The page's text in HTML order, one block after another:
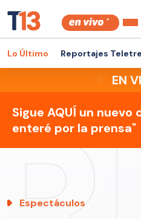
Lo Último Reportajes
EN
Sigue AQUÍ un nuevo
enteré por la prensa"
Espectáculos